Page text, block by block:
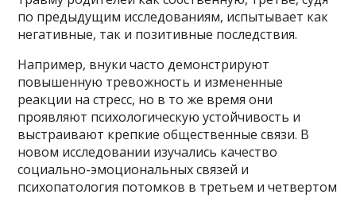
по предыдущим исследованиям, испытывает как
негативные, так и позитивные последствия.
Например, внуки часто демонстрируют
повышенную тревожность и измененные
реакции на стресс, но в то же время они
проявляют психологическую устойчивость и
выстраивают крепкие общественные связи. В
новом исследовании изучались качество
социально-эмоциональных связей и
психопатология потомков в третьем и четвертом